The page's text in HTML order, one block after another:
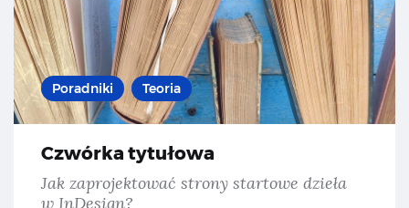
Poradniki Teoria
Czwórka tytułowa
Jak zaprojektować strony startowe dzieła
w InDesign?